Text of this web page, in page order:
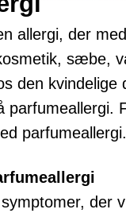
allergi, der
sæbe,
den
parfumeallergi.
parfumeallergi.
der